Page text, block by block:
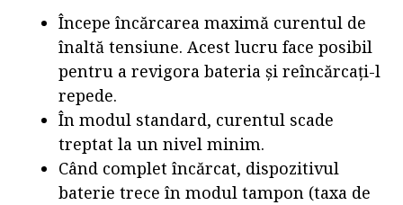
Începe încărcarea maximă curentul de
înaltă tensiune. Acest lucru face posibil
pentru a revigora bateria și reîncărcați-l
repede.
În modul standard, curentul scade
treptat la un nivel minim.
Când complet încărcat, dispozitivul
baterie trece în modul tampon (taxa de